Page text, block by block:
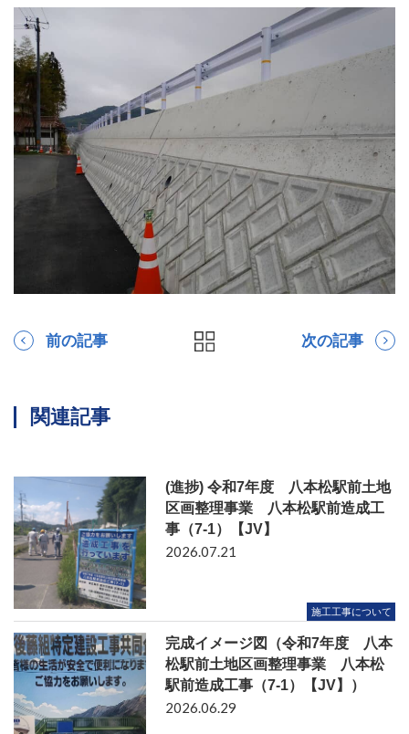
前の記事 次の記事
関連記事
(進捗) 令和7年度 八本松駅前土地
区画整理事業 八本松駅前造成工
事（7-1）【JV】
施工工事について
2026.07.21
完成イメージ図（令和7年度 八本
松駅前土地区画整理事業 八本松
駅前造成工事（7-1）【JV】）
2026.06.29